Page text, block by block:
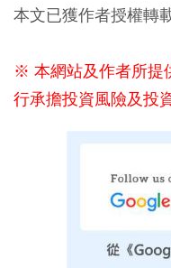
本文已獲作者授權轉
※ 本網站及作者所提
行承擔投資風險及投